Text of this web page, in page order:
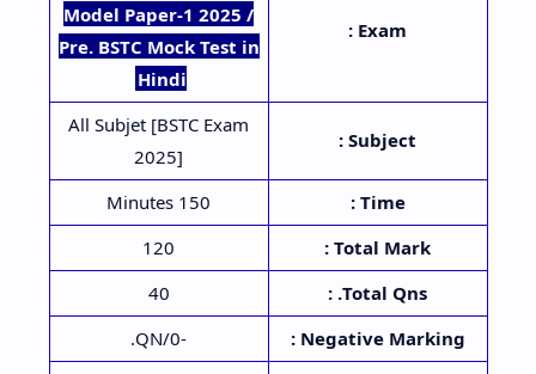
Exam :
Model Paper-1 2025 /
Pre. BSTC Mock Test in
Hindi
Subject :
All Subjet [BSTC Exam
2025]
Time :
150 Minutes
Total Mark :
120
Total Qns. :
40
Negative Marking :
-0/QN.